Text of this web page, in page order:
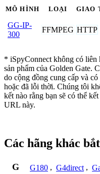
MÔ HÌNH LOẠI GIAO
GG-IP-
300
FFMPEG HTTP
* iSpyConnect không có liên
sản phẩm của Golden Gate.
do cộng đồng cung cấp và
hoặc đã lỗi thời. Chúng tôi
kết nào rằng bạn sẽ có thể
URL này.
Các hãng khác
G G180 , G4direct ,